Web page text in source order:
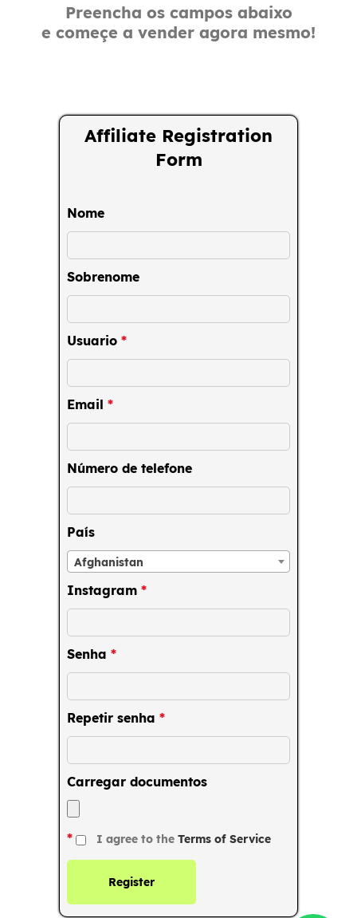
Preencha os campos abaixo
e começe a vender agora mesmo!
Affiliate Registration
Form
Nome
Sobrenome
Usuario *
Email *
Número de telefone
País
Afghanistan
Instagram *
Senha *
Repetir senha *
Carregar documentos
* I agree to the Terms of Service